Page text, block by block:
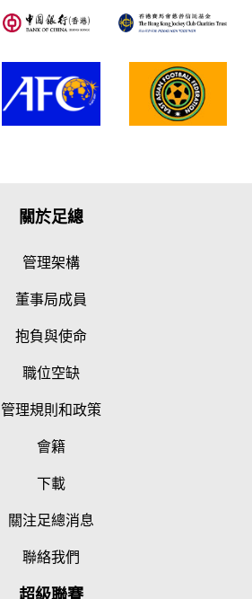
關於足總
管理架構
董事局成員
抱負與使命
職位空缺
管理規則和政策
會籍
下載
關注足總消息
聯絡我們